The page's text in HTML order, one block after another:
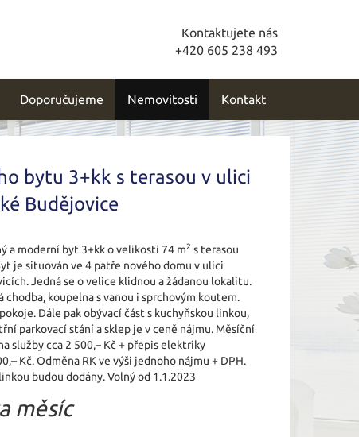
Kontaktujete nás
+420 605 238 493
Doporučujeme Nemovitosti Kontakt
bytu 3+kk s terasou v ulici
Budějovice
a moderní byt 3+kk o velikosti 74 m2 s terasou
je situován ve 4 patře nového domu v ulici
Jedná se o velice klidnou a žádanou lokalitu.
koupelna s vanou i sprchovým koutem.
Dále pak obývací část s kuchyňskou linkou,
parkovací stání a sklep je v ceně nájmu. Měsíční
služby cca 2 500,– Kč + přepis elektriky
Kč. Odměna RK ve výši jednoho nájmu + DPH.
budou dodány. Volný od 1.1.2023
měsíc